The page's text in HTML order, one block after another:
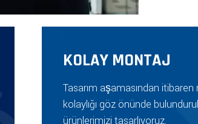
KOLAY MONTAJ
Tasarım aşamasından
kolaylığı göz önünde
ürünlerimizi tasarlıyoruz.